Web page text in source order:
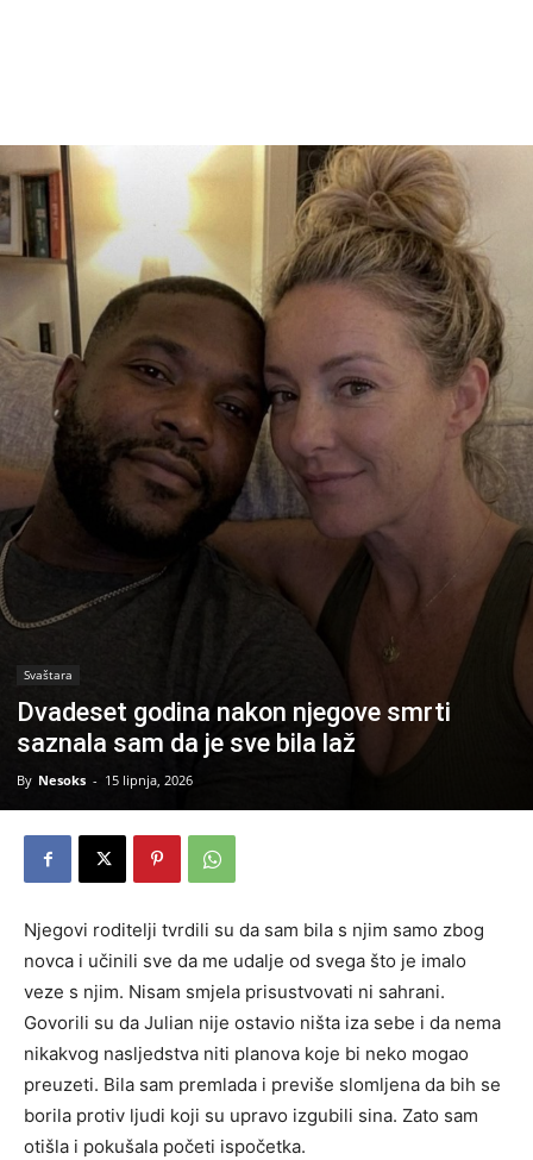
Svaštara
Dvadeset godina nakon njegove smrti
saznala sam da je sve bila laž
By Nesoks - 15 lipnja, 2026
Njegovi roditelji tvrdili su da sam bila s njim samo zbog
novca i učinili sve da me udalje od svega što je imalo
veze s njim. Nisam smjela prisustvovati ni sahrani.
Govorili su da Julian nije ostavio ništa iza sebe i da nema
nikakvog nasljedstva niti planova koje bi neko mogao
preuzeti. Bila sam premlada i previše slomljena da bih se
borila protiv ljudi koji su upravo izgubili sina. Zato sam
otišla i pokušala početi ispočetka.